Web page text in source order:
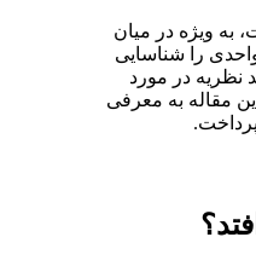
به ویژه در میان
را شناسایی
نظریه در مورد
مقاله به معرفی